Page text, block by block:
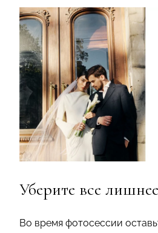
Уберите все лишнее
Во время фотосессии